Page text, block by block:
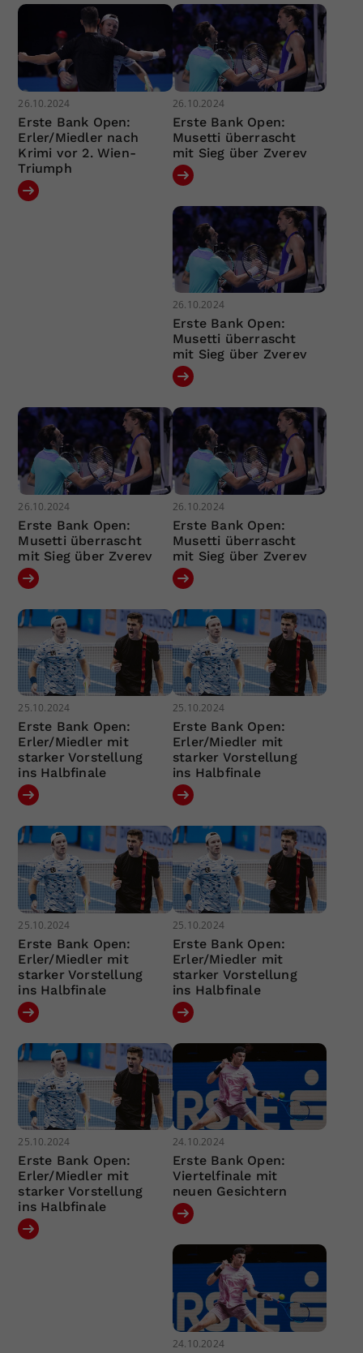
26.10.2024
Erste Bank Open:
Erler/Miedler nach
Krimi vor 2. Wien-
Triumph
26.10.2024
Erste Bank Open:
Musetti überrascht
mit Sieg über Zverev
26.10.2024
Erste Bank Open:
Musetti überrascht
mit Sieg über Zverev
26.10.2024
Erste Bank Open:
Musetti überrascht
mit Sieg über Zverev
26.10.2024
Erste Bank Open:
Musetti überrascht
mit Sieg über Zverev
25.10.2024
Erste Bank Open:
Erler/Miedler mit
starker Vorstellung
ins Halbfinale
25.10.2024
Erste Bank Open:
Erler/Miedler mit
starker Vorstellung
ins Halbfinale
25.10.2024
Erste Bank Open:
Erler/Miedler mit
starker Vorstellung
ins Halbfinale
25.10.2024
Erste Bank Open:
Erler/Miedler mit
starker Vorstellung
ins Halbfinale
25.10.2024
Erste Bank Open:
Erler/Miedler mit
starker Vorstellung
ins Halbfinale
24.10.2024
Erste Bank Open:
Viertelfinale mit
neuen Gesichtern
24.10.2024